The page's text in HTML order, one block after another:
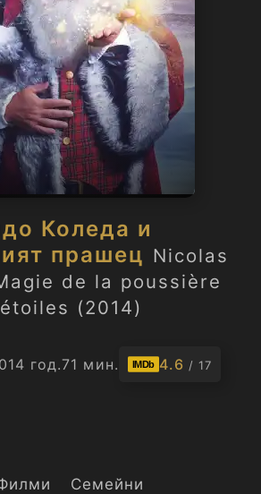
Коледа и
прашец Nicolas
de la poussière
(2014)
год.71 мин. IMDb 4.6 / 17
Семейни